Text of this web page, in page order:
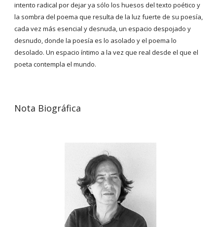
intento radical por dejar ya sólo los huesos del texto poético y
la sombra del poema que resulta de la luz fuerte de su poesía,
cada vez más esencial y desnuda, un espacio despojado y
desnudo, donde la poesía es lo asolado y el poema lo
desolado. Un espacio íntimo a la vez que real desde el que el
poeta contempla el mundo.
Nota Biográfica